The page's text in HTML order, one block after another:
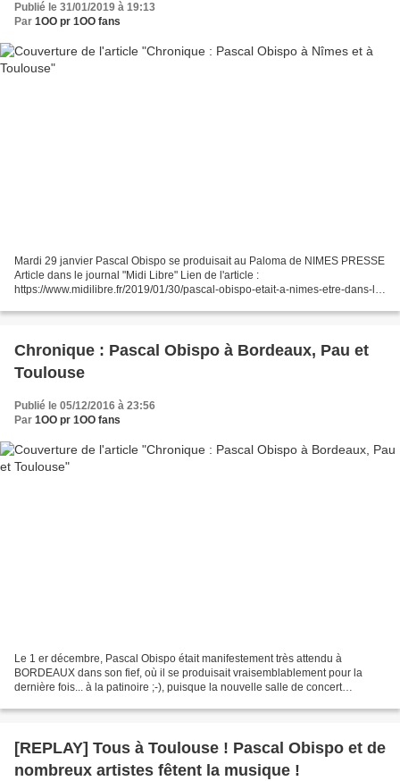
Publié le 31/01/2019 à 19:13
Par 1OO pr 1OO fans
Mardi 29 janvier Pascal Obispo se produisait au Paloma de NIMES PRESSE
Article dans le journal "Midi Libre" Lien de l'article :
https://www.midilibre.fr/2019/01/30/pascal-obispo-etait-a-nimes-etre-dans-la-
Chronique : Pascal Obispo à Bordeaux, Pau et
Toulouse
Publié le 05/12/2016 à 23:56
Par 1OO pr 1OO fans
Le 1 er décembre, Pascal Obispo était manifestement très attendu à
BORDEAUX dans son fief, où il se produisait vraisemblablement pour la
dernière fois... à la patinoire ;-), puisque la nouvelle salle de concert
[REPLAY] Tous à Toulouse ! Pascal Obispo et de
nombreux artistes fêtent la musique !